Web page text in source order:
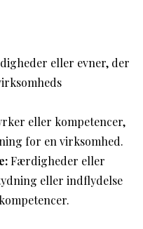
eller evner, der
eller kompetencer,
for en virksomhed.
Færdigheder eller
eller indflydelse